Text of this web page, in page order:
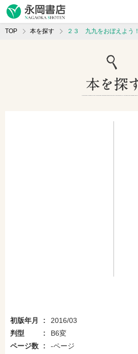
TOP 本を探す ２３ 九九をおぼえよう！
初版年月
2016/03
判型
B6変
ページ数
-ページ